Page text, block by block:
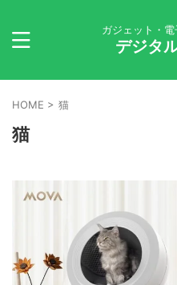
ガジェット・
デジタ
HOME > 猫
猫